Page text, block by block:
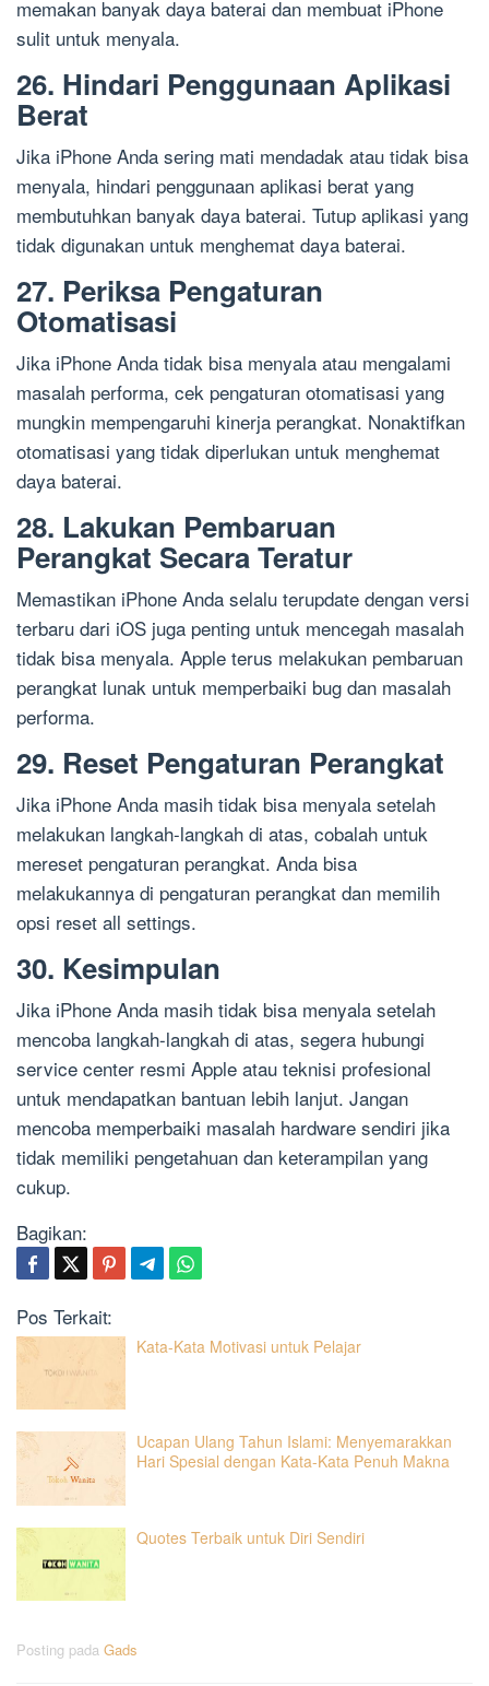
memakan banyak daya baterai dan membuat iPhone
sulit untuk menyala.
26. Hindari Penggunaan Aplikasi
Berat
Jika iPhone Anda sering mati mendadak atau tidak bisa
menyala, hindari penggunaan aplikasi berat yang
membutuhkan banyak daya baterai. Tutup aplikasi yang
tidak digunakan untuk menghemat daya baterai.
27. Periksa Pengaturan
Otomatisasi
Jika iPhone Anda tidak bisa menyala atau mengalami
masalah performa, cek pengaturan otomatisasi yang
mungkin mempengaruhi kinerja perangkat. Nonaktifkan
otomatisasi yang tidak diperlukan untuk menghemat
daya baterai.
28. Lakukan Pembaruan
Perangkat Secara Teratur
Memastikan iPhone Anda selalu terupdate dengan versi
terbaru dari iOS juga penting untuk mencegah masalah
tidak bisa menyala. Apple terus melakukan pembaruan
perangkat lunak untuk memperbaiki bug dan masalah
performa.
29. Reset Pengaturan Perangkat
Jika iPhone Anda masih tidak bisa menyala setelah
melakukan langkah-langkah di atas, cobalah untuk
mereset pengaturan perangkat. Anda bisa
melakukannya di pengaturan perangkat dan memilih
opsi reset all settings.
30. Kesimpulan
Jika iPhone Anda masih tidak bisa menyala setelah
mencoba langkah-langkah di atas, segera hubungi
service center resmi Apple atau teknisi profesional
untuk mendapatkan bantuan lebih lanjut. Jangan
mencoba memperbaiki masalah hardware sendiri jika
tidak memiliki pengetahuan dan keterampilan yang
cukup.
Bagikan:
Pos Terkait:
Kata-Kata Motivasi untuk Pelajar
Ucapan Ulang Tahun Islami: Menyemarakkan
Hari Spesial dengan Kata-Kata Penuh Makna
Quotes Terbaik untuk Diri Sendiri
Posting pada Gads